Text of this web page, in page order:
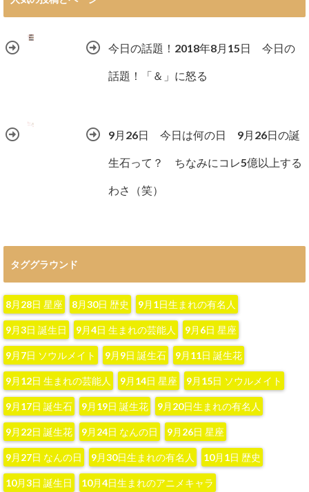
今日の話題！2018年8月15日 今日の
話題！「＆」に怒る
9月26日 今日は何の日 9月26日の誕
生石って？ ちなみにコレ5億以上する
わさ（笑）
タググラウンド
8月28日 星座 8月30日 歴史 9月1日生まれの有名人
9月3日 誕生日 9月4日 生まれの芸能人 9月6日 星座
9月7日 ソウルメイト 9月9日 誕生石 9月11日 誕生花
9月12日 生まれの芸能人 9月14日 星座 9月15日 ソウルメイト
9月17日 誕生石 9月19日 誕生花 9月20日生まれの有名人
9月22日 誕生花 9月24日 なんの日 9月26日 星座
9月27日 なんの日 9月30日生まれの有名人 10月1日 歴史
10月3日 誕生日 10月4日生まれのアニメキャラ